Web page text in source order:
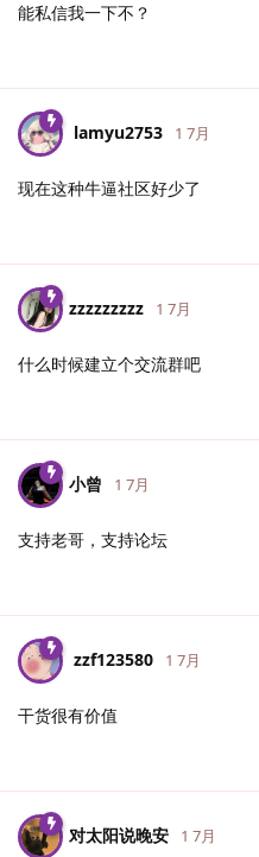
能私信我一下不？
lamyu2753 1 7月
现在这种牛逼社区好少了
zzzzzzzzz 1 7月
什么时候建立个交流群吧
小曾 1 7月
支持老哥，支持论坛
zzf123580 1 7月
干货很有价值
对太阳说晚安 1 7月